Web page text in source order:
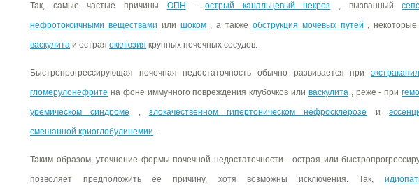
Так, самые частые причины ОПН -острый канальцевый некроз , вызванный
нефротоксичными веществами или шоком, а также обструкция мочевых путей ,
васкулита и острая окклюзия крупных почечных сосудов.
Быстропрогрессирующая почечная недостаточность обычно развивается при
гломерулонефрите на фоне иммунного повреждения клубочков или васкулита, реже - при
уремическом синдроме , злокачественном гипертоническом нефросклерозе и
смешанной криоглобулинемии .
Таким образом, уточнение формы почечной недостаточности - острая или
позволяет предположить ее причину, хотя возможны исключения. Так,